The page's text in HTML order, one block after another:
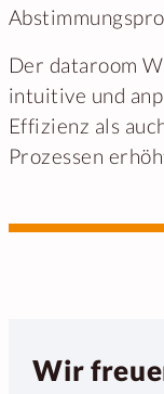
Der dataroom
intuitive und
Effizienz als
Prozessen
Wir